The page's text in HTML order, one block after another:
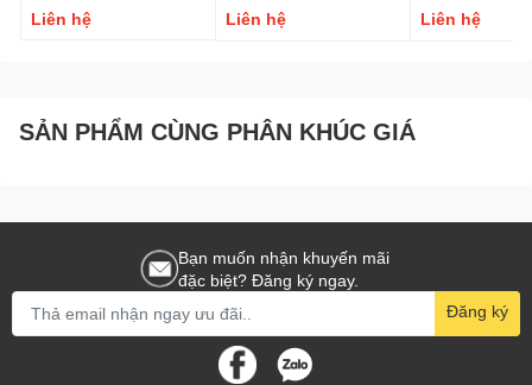
Liên hệ
Liên hệ
Liên hệ
SẢN PHẨM CÙNG PHÂN KHÚC GIÁ
Bạn muốn nhận khuyến mãi
đặc biệt? Đăng ký ngay.
Đăng ký